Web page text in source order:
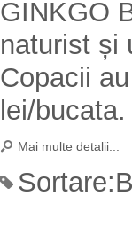
GINKGO
naturist și
Copacii
lei/bucata.
Mai multe detalii...
Sortare: